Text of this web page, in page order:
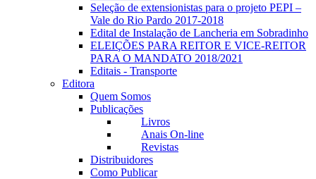
Seleção de extensionistas para o projeto PEPI –
Vale do Rio Pardo 2017-2018
Edital de Instalação de Lancheria em Sobradinho
ELEIÇÕES PARA REITOR E VICE-REITOR
PARA O MANDATO 2018/2021
Editais - Transporte
Editora
Quem Somos
Publicações
Livros
Anais On-line
Revistas
Distribuidores
Como Publicar